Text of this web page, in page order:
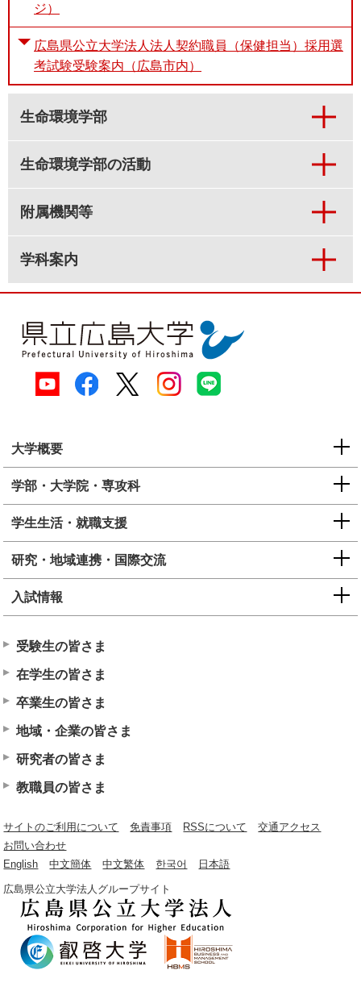
ジ）
広島県公立大学法人法人契約職員（保健担当）採用選
考試験受験案内（広島市内）
生命環境学部
生命環境学部の活動
附属機関等
学科案内
大学概要
学部・大学院・専攻科
学生生活・就職支援
研究・地域連携・国際交流
入試情報
受験生の皆さま
在学生の皆さま
卒業生の皆さま
地域・企業の皆さま
研究者の皆さま
教職員の皆さま
サイトのご利用について 免責事項 RSSについて
交通アクセス
お問い合わせ
English
中文簡体 中文繁体 한국어 日本語
広島県公立大学法人グループサイト